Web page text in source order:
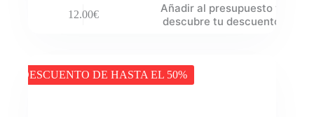
12.00€
Añadir al presupuesto y
descubre tu descuento
DESCUENTO DE HASTA EL 50%